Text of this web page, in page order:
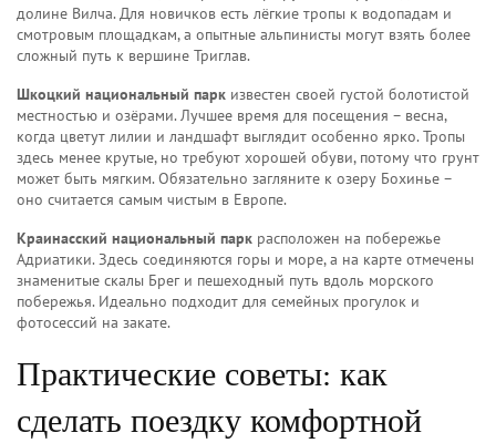
долине Вилча. Для новичков есть лёгкие тропы к водопадам и
смотровым площадкам, а опытные альпинисты могут взять более
сложный путь к вершине Триглав.
Шкоцкий национальный парк известен своей густой болотистой
местностью и озёрами. Лучшее время для посещения – весна,
когда цветут лилии и ландшафт выглядит особенно ярко. Тропы
здесь менее крутые, но требуют хорошей обуви, потому что грунт
может быть мягким. Обязательно загляните к озеру Бохинье –
оно считается самым чистым в Европе.
Краинасский национальный парк расположен на побережье
Адриатики. Здесь соединяются горы и море, а на карте отмечены
знаменитые скалы Брег и пешеходный путь вдоль морского
побережья. Идеально подходит для семейных прогулок и
фотосессий на закате.
Практические советы: как
сделать поездку комфортной